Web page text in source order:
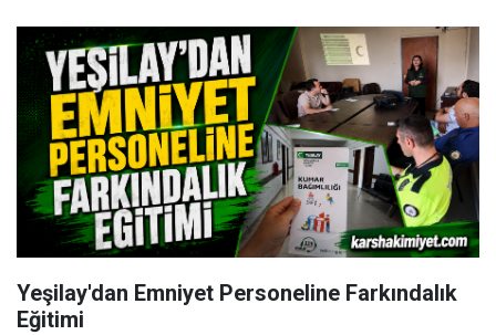
Yeşilay'dan Emniyet Personeline Farkındalık
Eğitimi